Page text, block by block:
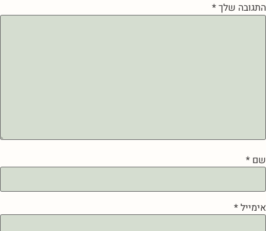
התגובה שלך*
שם *
אימייל*